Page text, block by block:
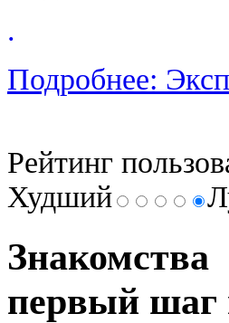
.
Подробнее:
Рейтинг
Худший
первый шаг